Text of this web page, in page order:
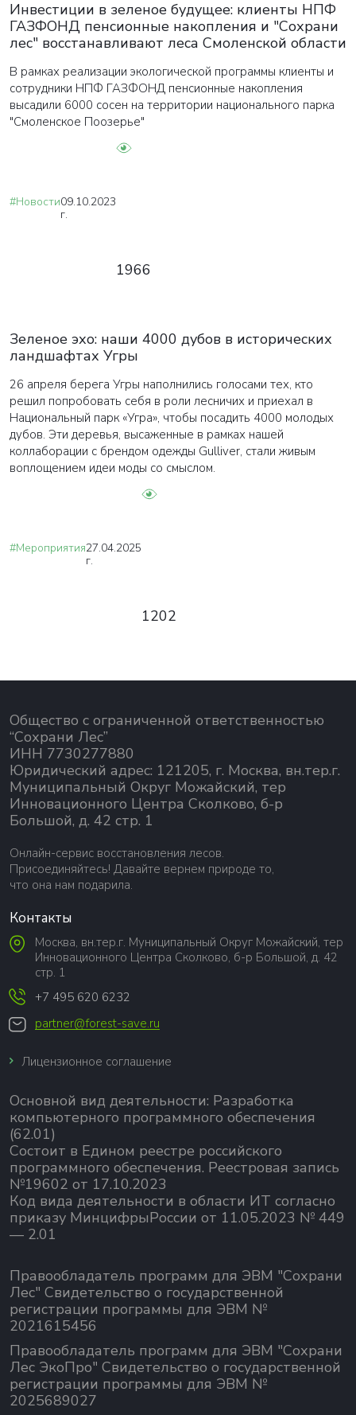
Инвестиции в зеленое будущее: клиенты НПФ
ГАЗФОНД пенсионные накопления и "Сохрани
лес" восстанавливают леса Смоленской области
В рамках реализации экологической программы клиенты и
сотрудники НПФ ГАЗФОНД пенсионные накопления
высадили 6000 сосен на территории национального парка
"Смоленское Поозерье"
#Новости09.10.2023
г.
1966
Зеленое эхо: наши 4000 дубов в исторических
ландшафтах Угры
26 апреля берега Угры наполнились голосами тех, кто
решил попробовать себя в роли лесничих и приехал в
Национальный парк «Угра», чтобы посадить 4000 молодых
дубов. Эти деревья, высаженные в рамках нашей
коллаборации с брендом одежды Gulliver, стали живым
воплощением идеи моды со смыслом.
#Мероприятия27.04.2025
г.
1202
Общество с ограниченной ответственностью
“Сохрани Лес”
ИНН 7730277880
Юридический адрес: 121205, г. Москва, вн.тер.г.
Муниципальный Округ Можайский, тер
Инновационного Центра Сколково, б-р
Большой, д. 42 стр. 1
Онлайн-сервис восстановления лесов.
Присоединяйтесь! Давайте вернем природе то,
что она нам подарила.
Контакты
Москва, вн.тер.г. Муниципальный Округ Можайский, тер
Инновационного Центра Сколково, б-р Большой, д. 42
стр. 1
+7 495 620 6232
partner@forest-save.ru
Лицензионное соглашение
Основной вид деятельности: Разработка
компьютерного программного обеспечения
(62.01)
Состоит в Едином реестре российского
программного обеспечения. Реестровая запись
№19602 от 17.10.2023
Код вида деятельности в области ИТ согласно
приказу МинцифрыРоссии от 11.05.2023 № 449
— 2.01
Правообладатель программ для ЭВМ "Сохрани
Лес" Свидетельство о государственной
регистрации программы для ЭВМ №
2021615456
Правообладатель программ для ЭВМ "Сохрани
Лес ЭкоПро" Свидетельство о государственной
регистрации программы для ЭВМ №
2025689027